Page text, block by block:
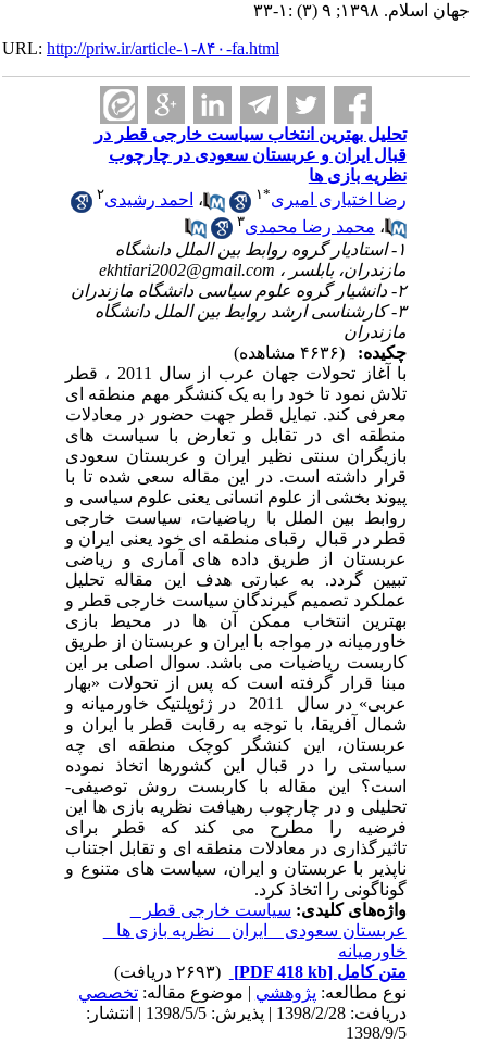
جهان اسلام. ۱۳۹۸; ۹ (۳) :۱-۳۳
URL:http://priw.ir/article-۱-۸۴۰-fa.html
تحلیل بهترین انتخاب سیاست خارجی قطر در
قبال ایران و عربستان سعودی در چارچوب
نظریه بازی ها
رضا اختیاری امیری* ۱ ،احمد رشیدی۲
،محمد رضا محمدی
۱- استادیار گروه روابط بین الملل دانشگاه
مازندران، بابلسر ، ekhtiari2002@gmail.com
۳- کارشناسی ارشد روابط بین الملل دانشگاه
مازندران
چکیده:
با آغاز تحولات جهان عرب از سال 2011 ، قطر
تلاش نمود تا خود را به یک کنشگر مهم منطقه ای
معرفی کند. تمایل قطر جهت حضور در معادلات
منطقه ای در تقابل و تعارض با سیاست های
بازیگران سنتی نظیر ایران و عربستان سعودی
قرار داشته است. در این مقاله سعی شده تا با
پیوند بخشی از علوم انسانی یعنی علوم سیاسی و
روابط بین الملل با ریاضیات، سیاست خارجی
قطر در قبال رقبای منطقه ای خود یعنی ایران و
عربستان از طریق داده های آماری و ریاضی
تبیین گردد. به عبارتی هدف این مقاله تحلیل
عملکرد تصمیم گیرندگان سیاست خارجی قطر و
بهترین انتخاب ممکن آن ها در محیط بازی
خاورمیانه در مواجه با ایران و عربستان از طریق
کاربست ریاضیات می باشد. سوال اصلی بر این
مبنا قرار گرفته است که پس از تحولات «بهار
عربی» در سال 2011 در ژئوپلتیک خاورمیانه و
شمال آفریقا، با توجه به رقابت قطر با ایران و
عربستان، این کنشگر کوچک منطقه ای چه
سیاستی را در قبال این کشورها اتخاذ نموده
است؟ این مقاله با کاربست روش توصیفی-
تحلیلی و در چارچوب رهیافت نظریه بازی ها این
فرضیه را مطرح می کند که قطر برای
تاثیرگذاری در معادلات منطقه ای و تقابل اجتناب
ناپذیر با عربستان و ایران، سیاست های متنوع و
گوناگونی را اتخاذ کرد.
واژه‌های کلیدی:سیاست خارجی قطر _
عربستان سعودی _ ایران _ نظریه بازی ها _
خاورمیانه
متن کامل[PDF 418 kb]
نوع مطالعه:پژوهشي| موضوع مقاله:تخصصي
دریافت: 1398/2/28 | پذیرش: 1398/5/5 | انتشار:
1398/9/5